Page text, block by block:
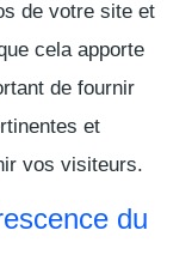
de votre site et
cela apporte
de fournir
et
vos visiteurs.
du